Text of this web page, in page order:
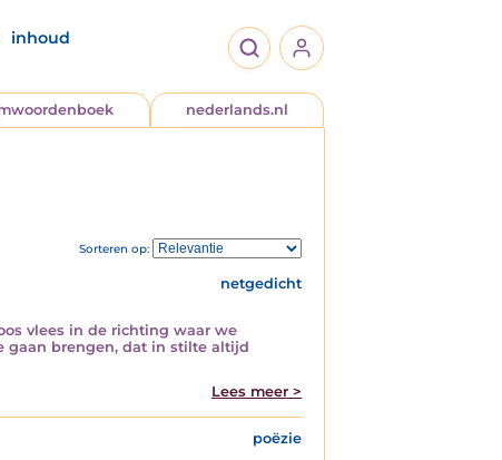
inhoud
nederlands.nl
Sorteren op:
netgedicht
vlees in de richting waar we
gaan brengen, dat in stilte altijd
Lees meer >
poëzie